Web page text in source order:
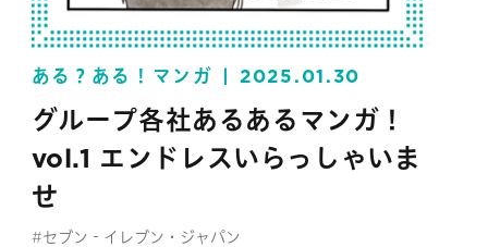
ある？ある！マンガ 2025.01.30
グループ各社あるあるマンガ！
vol.1 エンドレスいらっしゃいま
せ
#セブン‐イレブン・ジャパン